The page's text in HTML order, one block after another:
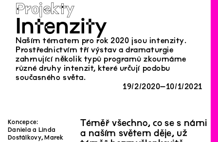
Projekty
Intenzity
Naším tématem pro rok 2020 jsou intenzity.
Prostřednictvím tří výstav a dramaturgie
zahrnující několik typů programů zkoumáme
různé druhy intenzit, které určují podobu
současného světa.
19/2/2020–10/1/2021
Koncepce:
Daniela a Linda
Dostálkovy, Marek
Téměř všechno, co se s námi
a naším světem děje, už